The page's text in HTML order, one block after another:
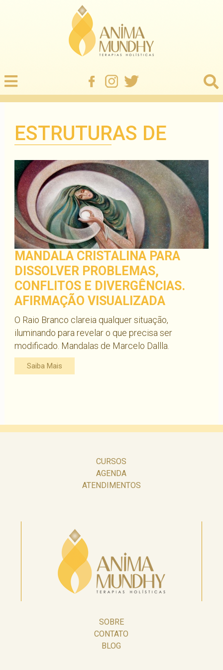
ESTRUTURAS DE
MANDALA CRISTALINA PARA
DISSOLVER PROBLEMAS,
CONFLITOS E DIVERGÊNCIAS.
AFIRMAÇÃO VISUALIZADA
O Raio Branco clareia qualquer situação,
iluminando para revelar o que precisa ser
modificado. Mandalas de Marcelo Dallla.
Saiba Mais
CURSOS
AGENDA
ATENDIMENTOS
SOBRE
CONTATO
BLOG